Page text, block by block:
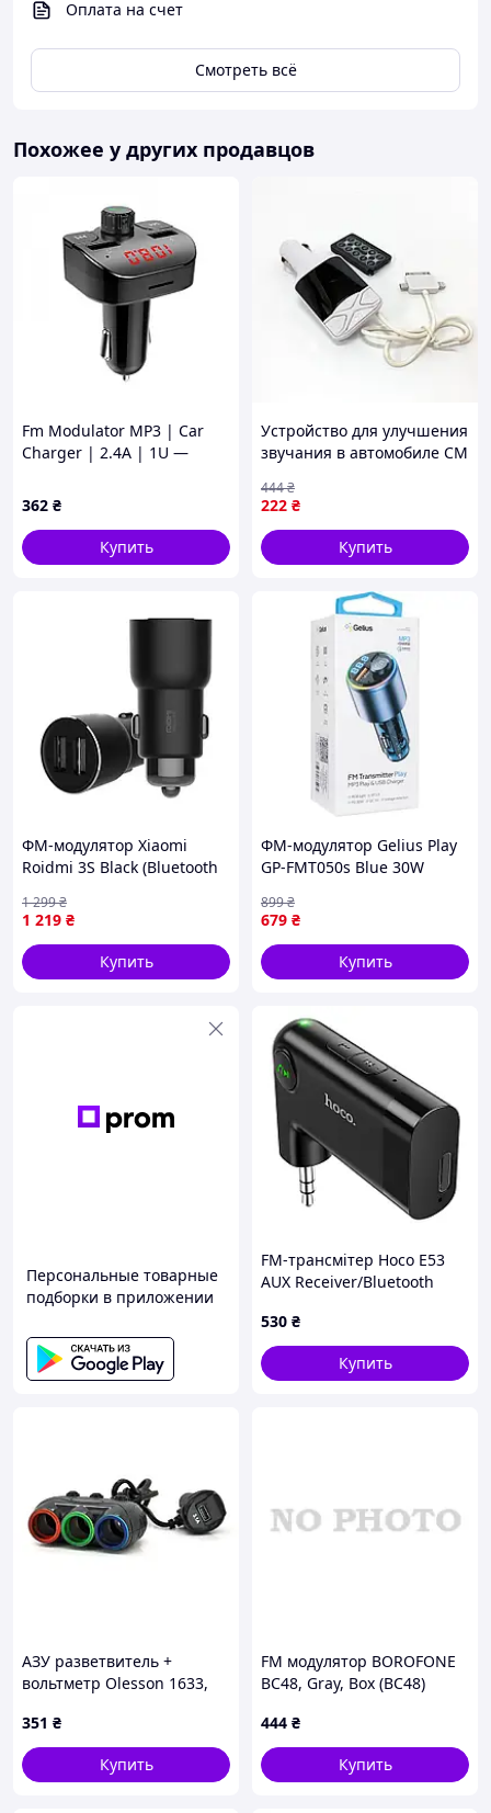
Оплата на счет
Смотреть всё
Похожее у других продавцов
Fm Modulator MP3 | Car
Charger | 2.4A | 1U —
362 ₴
Купить
Устройство для улучшения
звучания в автомобиле CM
для старого автомобиля
EB-18
222 ₴
444₴
Купить
ФМ-модулятор Xiaomi
Roidmi 3S Black (Bluetooth
1 219 ₴
1 299₴
Купить
ФМ-модулятор Gelius Play
GP-FMT050s Blue 30W
679 ₴
899₴
Купить
Персональные товарные
подборки в приложении
FM-трансмітер Hoco E53
AUX Receiver/Bluetooth
530 ₴
Купить
АЗУ разветвитель +
вольтметр Olesson 1633,
Blister
351 ₴
Купить
FM модулятор BOROFONE
BC48, Gray, Box (BC48)
444 ₴
Купить